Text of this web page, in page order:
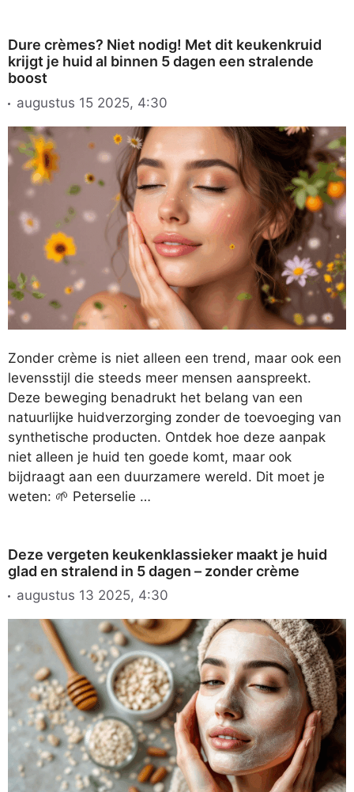
Dure crèmes? Niet nodig! Met dit keukenkruid
krijgt je huid al binnen 5 dagen een stralende
boost
augustus 15 2025, 4:30
Zonder crème is niet alleen een trend, maar ook een
levensstijl die steeds meer mensen aanspreekt.
Deze beweging benadrukt het belang van een
natuurlijke huidverzorging zonder de toevoeging van
synthetische producten. Ontdek hoe deze aanpak
niet alleen je huid ten goede komt, maar ook
bijdraagt aan een duurzamere wereld. Dit moet je
weten: 🌱 Peterselie …
Deze vergeten keukenklassieker maakt je huid
glad en stralend in 5 dagen – zonder crème
augustus 13 2025, 4:30